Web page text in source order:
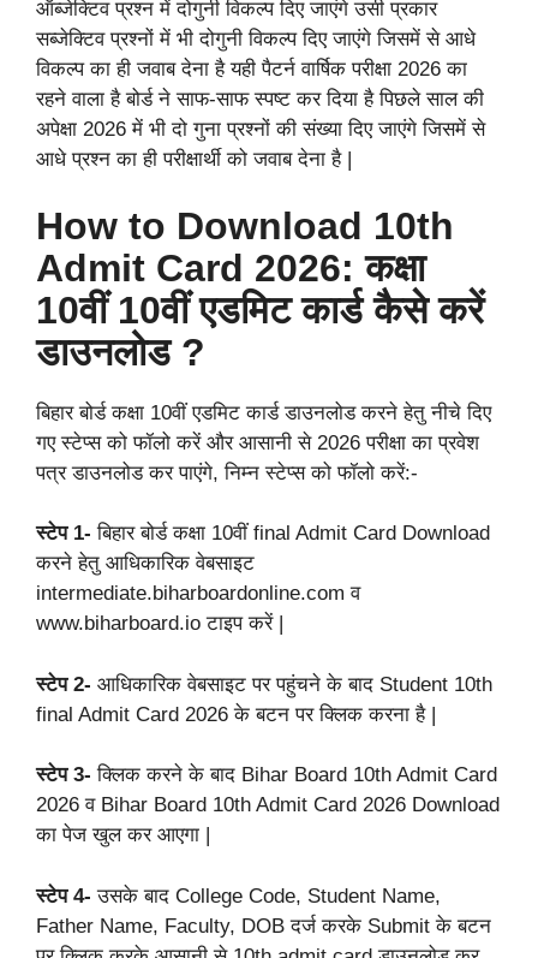
ऑब्जेक्टिव प्रश्न में दोगुनी विकल्प दिए जाएंगे उसी प्रकार
सब्जेक्टिव प्रश्नों में भी दोगुनी विकल्प दिए जाएंगे जिसमें से आधे
विकल्प का ही जवाब देना है यही पैटर्न वार्षिक परीक्षा 2026 का
रहने वाला है बोर्ड ने साफ-साफ स्पष्ट कर दिया है पिछले साल की
अपेक्षा 2026 में भी दो गुना प्रश्नों की संख्या दिए जाएंगे जिसमें से
आधे प्रश्न का ही परीक्षार्थी को जवाब देना है |
How to Download 10th
Admit Card 2026: कक्षा
10वीं 10वीं एडमिट कार्ड कैसे करें
डाउनलोड ?
बिहार बोर्ड कक्षा 10वीं एडमिट कार्ड डाउनलोड करने हेतु नीचे दिए
गए स्टेप्स को फॉलो करें और आसानी से 2026 परीक्षा का प्रवेश
पत्र डाउनलोड कर पाएंगे, निम्न स्टेप्स को फॉलो करें:-
स्टेप 1- बिहार बोर्ड कक्षा 10वीं final Admit Card Download
करने हेतु आधिकारिक वेबसाइट
intermediate.biharboardonline.com व
www.biharboard.io टाइप करें |
स्टेप 2- आधिकारिक वेबसाइट पर पहुंचने के बाद Student 10th
final Admit Card 2026 के बटन पर क्लिक करना है |
स्टेप 3- क्लिक करने के बाद Bihar Board 10th Admit Card
2026 व Bihar Board 10th Admit Card 2026 Download
का पेज खुल कर आएगा |
स्टेप 4- उसके बाद College Code, Student Name,
Father Name, Faculty, DOB दर्ज करके Submit के बटन